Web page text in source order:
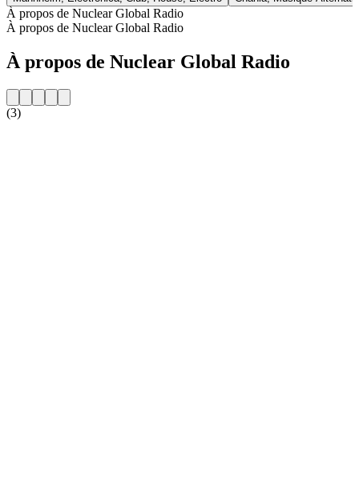
À propos de Nuclear Global Radio
À propos de Nuclear Global Radio
À propos de Nuclear Global Radio
(3)